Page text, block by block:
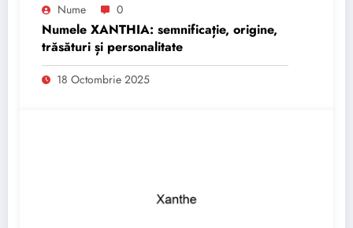
Nume 0
Numele XANTHIA: semnificație, origine,
trăsături și personalitate
18 Octombrie 2025